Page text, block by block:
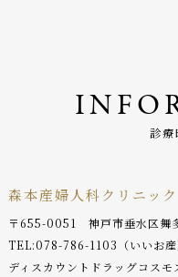
診療
森本産婦人科クリニック
〒655-0051 神戸市垂水区舞
TEL:078-786-1103 （いいお産
ディスカウントドラッグコス